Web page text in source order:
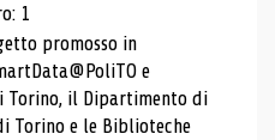
1
promosso in
e
Torino, il Dipartimento di
Torino e le Biblioteche